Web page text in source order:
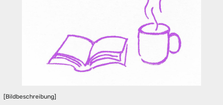
[Bildbeschreibung]